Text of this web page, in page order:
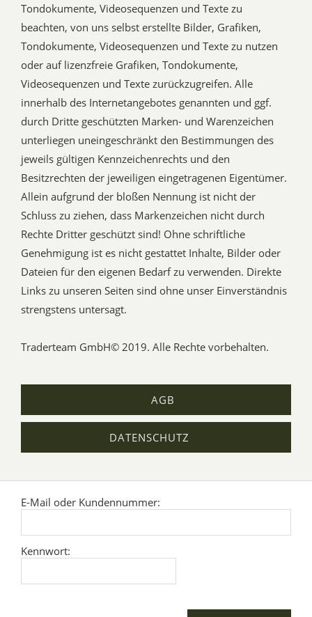
Tondokumente, Videosequenzen und Texte zu
beachten, von uns selbst erstellte Bilder, Grafiken,
Tondokumente, Videosequenzen und Texte zu nutzen
oder auf lizenzfreie Grafiken, Tondokumente,
Videosequenzen und Texte zurückzugreifen. Alle
innerhalb des Internetangebotes genannten und ggf.
durch Dritte geschützten Marken- und Warenzeichen
unterliegen uneingeschränkt den Bestimmungen des
jeweils gültigen Kennzeichenrechts und den
Besitzrechten der jeweiligen eingetragenen Eigentümer.
Allein aufgrund der bloßen Nennung ist nicht der
Schluss zu ziehen, dass Markenzeichen nicht durch
Rechte Dritter geschützt sind! Ohne schriftliche
Genehmigung ist es nicht gestattet Inhalte, Bilder oder
Dateien für den eigenen Bedarf zu verwenden. Direkte
Links zu unseren Seiten sind ohne unser Einverständnis
strengstens untersagt.
Traderteam GmbH© 2019. Alle Rechte vorbehalten.
AGB
DATENSCHUTZ
E-Mail oder Kundennummer:
Kennwort: